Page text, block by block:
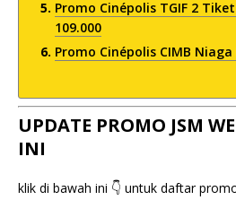
Promo Cinépolis TGIF 2
109.000
Promo Cinépolis CIMB
UPDATE PROMO JSM
INI
klik di bawah ini 👇 untuk daftar